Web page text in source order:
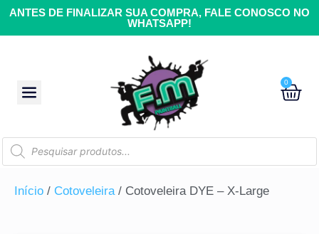
ANTES DE FINALIZAR SUA COMPRA, FALE CONOSCO NO
WHATSAPP!
0
Início / Cotoveleira/ Cotoveleira DYE – X-Large